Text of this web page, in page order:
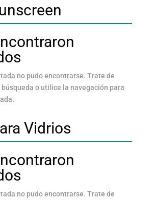
no pudo encontrarse. Trate de
o utilice la navegación para
Vidrios
no pudo encontrarse. Trate de